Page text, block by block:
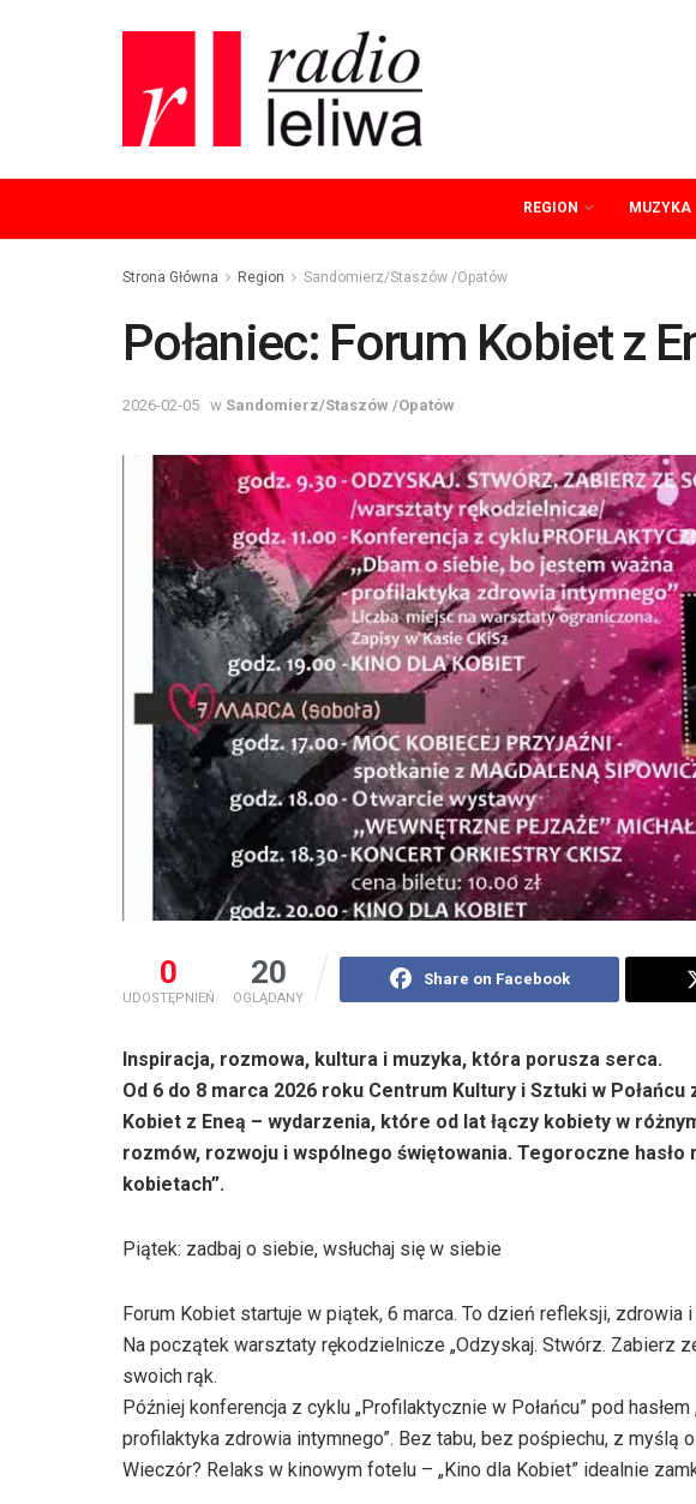
REGION MUZYKA
Strona Główna Region Sandomierz/Staszów /Opatów
Połaniec: Forum Kobiet z
2026-02-05 w Sandomierz/Staszów /Opatów
0
UDOSTĘPNIEŃ
20
OGLĄDANY
Share on Facebook
Inspiracja, rozmowa, kultura i muzyka, która porusza serca.
Od 6 do 8 marca 2026 roku Centrum Kultury i Sztuki w
Kobiet z Eneą – wydarzenia, które od lat łączy kobiety w
rozmów, rozwoju i wspólnego świętowania. Tegoroczne hasło
kobietach”.
Piątek: zadbaj o siebie, wsłuchaj się w siebie
Forum Kobiet startuje w piątek, 6 marca. To dzień refleksji, zdrowia
Na początek warsztaty rękodzielnicze „Odzyskaj. Stwórz. Zabierz
swoich rąk.
Później konferencja z cyklu „Profilaktycznie w Połańcu” pod
profilaktyka zdrowia intymnego”. Bez tabu, bez pośpiechu, z myślą
Wieczór? Relaks w kinowym fotelu – „Kino dla Kobiet” idealnie